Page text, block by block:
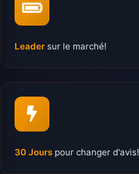
Leader sur le marché!
30 Jours pour changer d'avis!